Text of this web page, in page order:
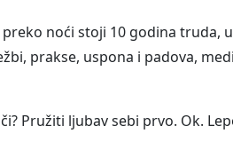
noći stoji 10 godina truda,
prakse, uspona i padova,
Pružiti ljubav sebi prvo. Ok.